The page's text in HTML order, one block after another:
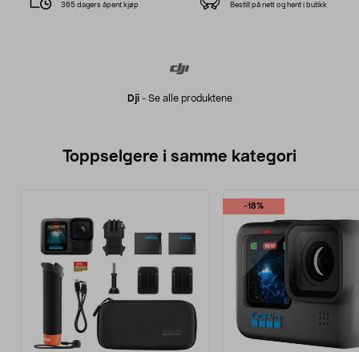
Dji- Se alle produktene
365 dagers åpent kjøp Bestill på nett og hent i butikk
Toppselgere i samme kategori
-18%